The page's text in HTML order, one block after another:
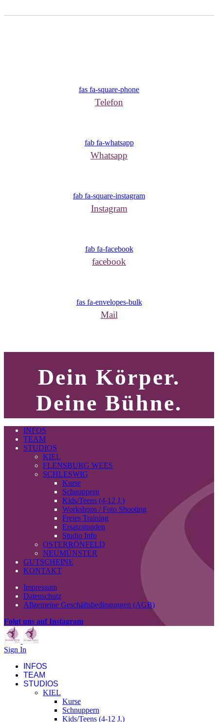
fas fa-square-phone
Telefon
fab fa-whatsapp
Whatsapp
fab fa-square-instagram
Instagram
fab fa-facebook
facebook
fas fa-envelopes-bulk
Mail
Dein Körper.
Deine Bühne.
INFOS
TEAM
STUDIOS
KIEL
FLENSBURG WEES
SCHLESWIG
Kurse
Schnuppern
Kids/Teens (4-12 J.)
Workshops / Foto Shooting
Freies Training
Ersatzstunden
Studio Info
OSTERRÖNFELD
NEUMÜNSTER
GUTSCHEINE
KONTAKT
Impressum
Datenschutz
Allgemeine Geschäftsbedingungen (AGB)
Folgt uns auf Instagram
Sign In
INFOS
TEAM
STUDIOS
KIEL
Kurse
Schnuppern
Kids/Teens (4-12 J.)